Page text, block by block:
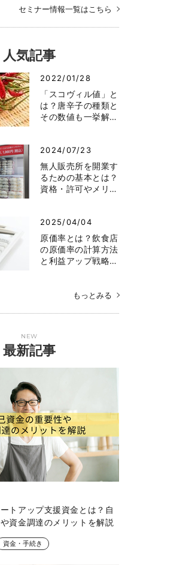
セミナー情報一覧はこちら
人気記事
2022/01/28
「スコヴィル値」と
は？唐辛子の種類と
その数値も一挙解…
2024/07/23
無人販売所を開業す
るための基本とは？
資格・許可やメリ…
2025/04/04
原価率とは？飲食店
の原価率の計算方法
と利益アップ戦略…
もっとみる
NEW
最新記事
トアップ支援資金とは？自
資金調達のメリットを解説
資金・手続き